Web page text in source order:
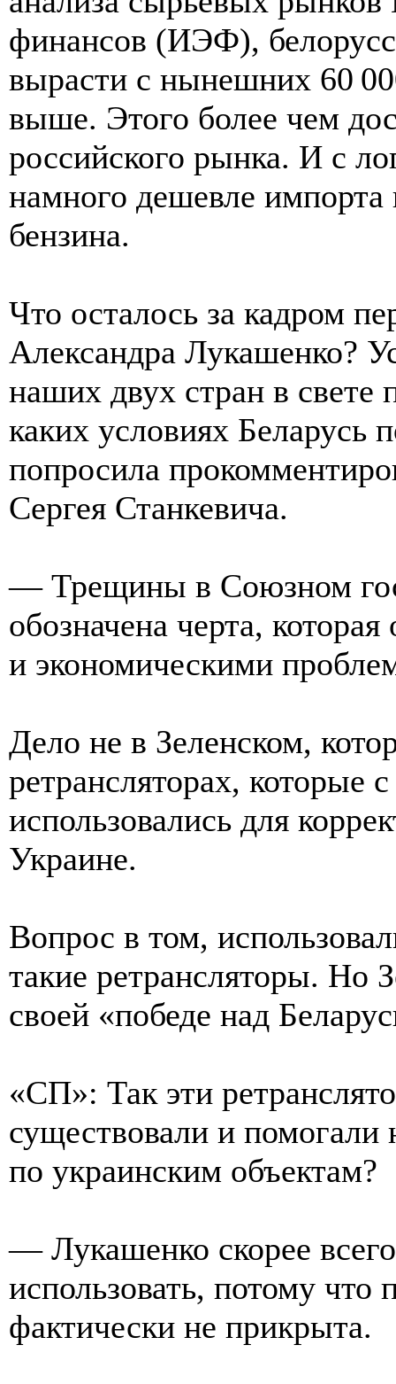
финансов (ИЭФ),
вырасти с нынешних 60
выше. Этого более чем
российского рынка. И с
намного дешевле импорта
бензина.
Что осталось за кадром
Александра Лукашенко?
наших двух стран в
каких условиях
попросила
Сергея Станкевича.
— Трещины в Союзном
обозначена черта,
и экономическими
Дело не в Зеленском,
ретрансляторах, которые
использовались для
Украине.
Вопрос в том,
такие ретрансляторы. Но
своей «победе над
«СП»: Так эти
существовали и
по украинским объектам?
— Лукашенко скорее
использовать, потому что
фактически не прикрыта.